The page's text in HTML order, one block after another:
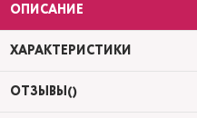
ОПИСАНИЕ
ХАРАКТЕРИСТИКИ
ОТЗЫВЫ()